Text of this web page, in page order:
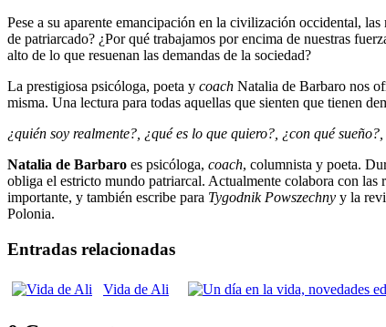
Pese a su aparente emancipación en la civilización occidental,
de patriarcado? ¿Por qué trabajamos por encima de nuestras
alto de lo que resuenan las demandas de la sociedad?
La prestigiosa psicóloga, poeta y coach Natalia de Barbaro nos
misma. Una lectura para todas aquellas que sienten que tienen
¿quién soy realmente?, ¿qué es lo que quiero?, ¿con qué
Natalia de Barbaro es psicóloga, coach, columnista y poeta.
obliga el estricto mundo patriarcal. Actualmente colabora con las
importante, y también escribe para Tygodnik Powszechny y la
Polonia.
Entradas relacionadas
Vida de Ali